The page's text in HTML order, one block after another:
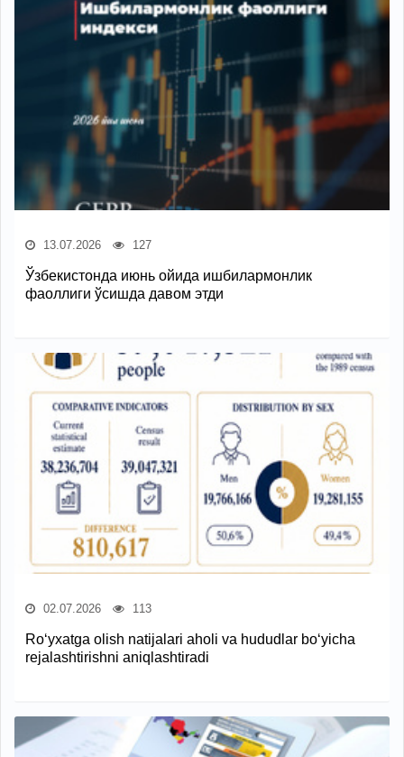
13.07.2026 127
Ўзбекистонда июнь ойида ишбилармонлик
фаоллиги ўсишда давом этди
02.07.2026 113
Ro‘yxatga olish natijalari aholi va hududlar bo‘yicha
rejalashtirishni aniqlashtiradi